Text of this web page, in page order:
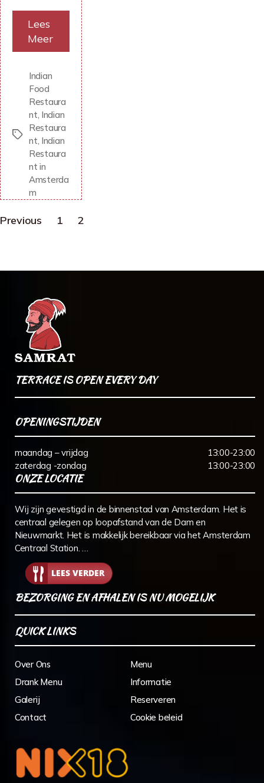
Lees
Meer
Tags
Indian
Food
Restaura
nt Indian
Restaura
nt Indian
Restaura
nt in
Amsterda
m
Berichten
Previous 1 2
TERRACE IS OPEN EVERY DAY
OPENINGSTIJDEN
maandag – vrijdag
13:00-23:00
zaterdag -zondag
13:00-23:00
ONZE LOCATIE
Wij zijn gevestigd in de binnenstad van Amsterdam. Het is
centraal gelegen op loopafstand van de Dam en
Nieuwmarkt. Het is makkelijk bereikbaar via het Amsterdam
Centraal Station. …
LEES VERDER
BEZORGING EN AFHALEN IS NU MOGELIJK
QUICK LINKS
Over Ons
Menu
Drank Menu
Informatie
Galerij
Reserveren
Contact
Cookie beleid